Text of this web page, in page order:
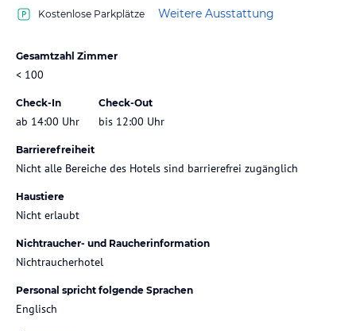
Kostenlose Parkplätze Weitere Ausstattung
Gesamtzahl Zimmer
< 100
Check-In
ab 14:00 Uhr
Check-Out
bis 12:00 Uhr
Barrierefreiheit
Nicht alle Bereiche des Hotels sind barrierefrei zugänglich
Haustiere
Nicht erlaubt
Nichtraucher- und Raucherinformation
Nichtraucherhotel
Personal spricht folgende Sprachen
Englisch